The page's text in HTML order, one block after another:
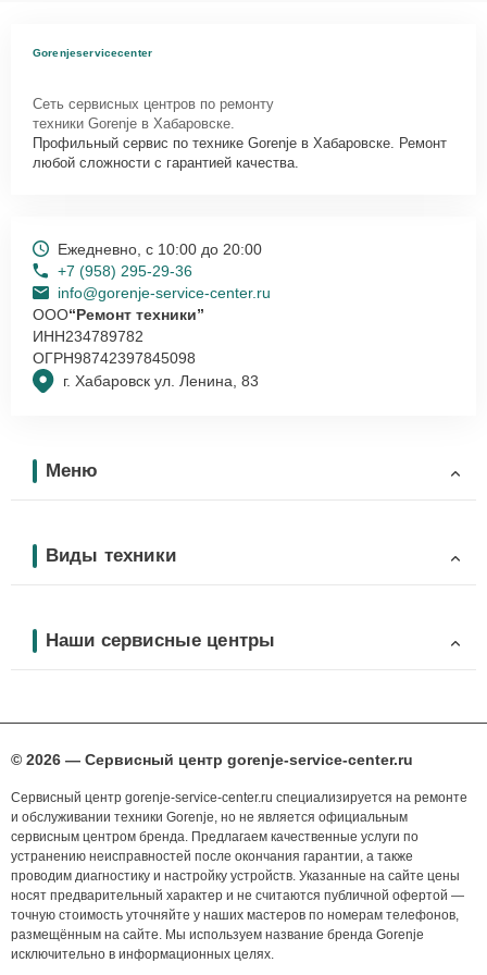
SYA нужно просто оставить
телефону горячей линии: +7 (958) 295-29-36. Наши специалисты
оперативно проконсультируют по всем необходимым вопросам,
запишут на диагностику, подскажут с вариантами курьерской
доставки или оформят выезд мастера в удобное время и место.
Gorenjeservicecenter
Сеть сервисных центров по ремонту
техники Gorenje в Хабаровске.
Профильный сервис по технике Gorenje в Хабаровске. Ремонт
любой сложности с гарантией качества.
г. Хабаровск ул. Ленина, 83
Ежедневно, с 10:00 до 20:00
+7 (958) 295-29-36
info@gorenje-service-center.ru
ООО“Ремонт техники”
ИНН234789782
ОГРН98742397845098
Меню
Виды техники
Наши сервисные центры
© 2026 — Сервисный центр gorenje-service-center.ru
Сервисный центр gorenje-service-center.ru специализируется на ремонте
и обслуживании техники Gorenje, но не является официальным
сервисным центром бренда. Предлагаем качественные услуги по
устранению неисправностей после окончания гарантии, а также
проводим диагностику и настройку устройств. Указанные на сайте цены
носят предварительный характер и не считаются публичной офертой —
точную стоимость уточняйте у наших мастеров по номерам телефонов,
размещённым на сайте. Мы используем название бренда Gorenje
исключительно в информационных целях.